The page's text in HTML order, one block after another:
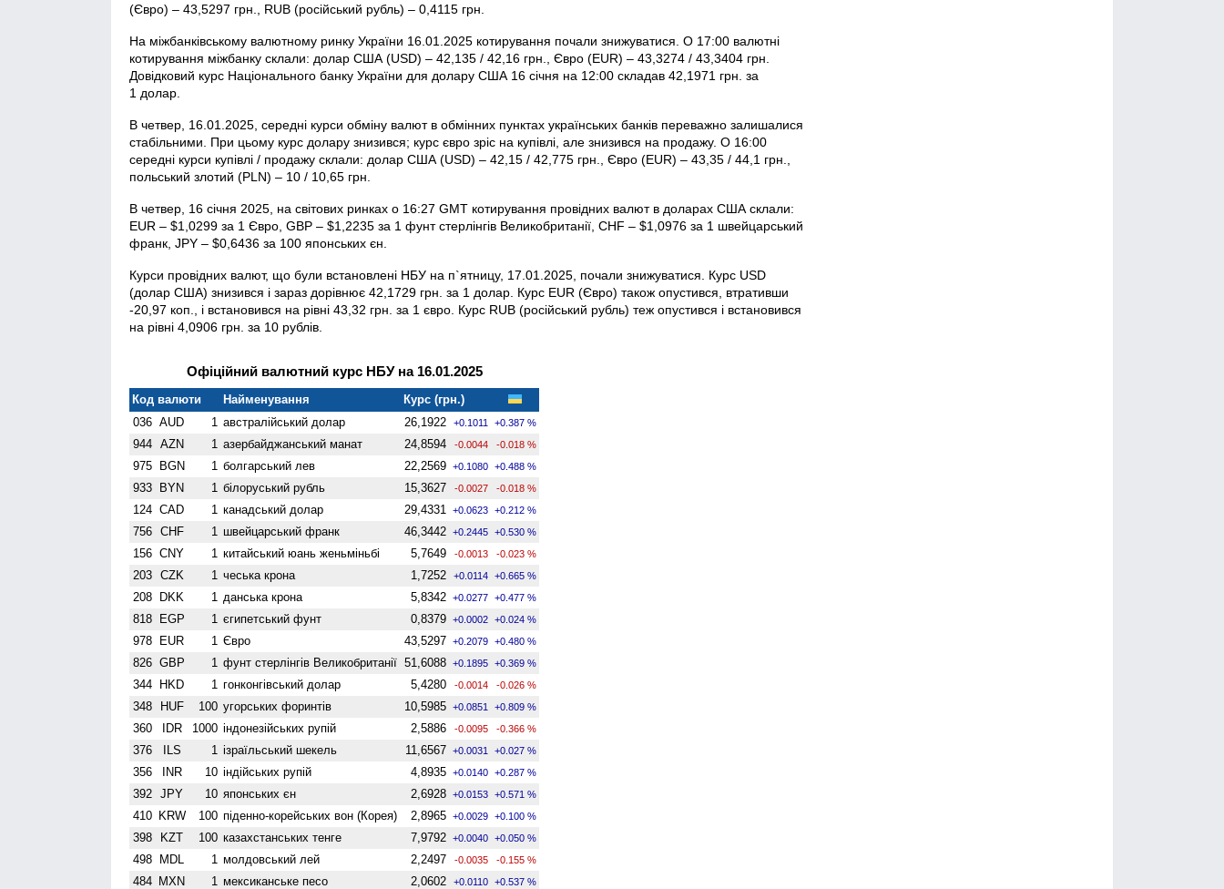
(Євро) – 43,5297 грн., RUB (російський рубль) – 0,4115 грн.
На міжбанківському валютному ринку України 16.01.2025 котирування почали знижуватися. О 17:00 валютні
котирування міжбанку склали: долар США (USD) – 42,135 / 42,16 грн., Євро (EUR) – 43,3274 / 43,3404 грн.
Довідковий курс Національного банку України для долару США 16 січня на 12:00 складав 42,1971 грн. за
1 долар.
В четвер, 16.01.2025, середні курси обміну валют в обмінних пунктах українських банків переважно залишалися
стабільними. При цьому курс долару знизився; курс євро зріс на купівлі, але знизився на продажу. О 16:00
середні курси купівлі / продажу склали: долар США (USD) – 42,15 / 42,775 грн., Євро (EUR) – 43,35 / 44,1 грн.,
польський злотий (PLN) – 10 / 10,65 грн.
В четвер, 16 січня 2025, на світових ринках о 16:27 GMT котирування провідних валют в доларах США склали:
EUR – $1,0299 за 1 Євро, GBP – $1,2235 за 1 фунт стерлінгів Велико­британії, CHF – $1,0976 за 1 швейцарський
франк, JPY – $0,6436 за 100 японських єн.
Курси провідних валют, що були встановлені НБУ на п`ятницу, 17.01.2025, почали знижуватися. Курс USD
(долар США) знизився і зараз дорівнює 42,1729 грн. за 1 долар. Курс EUR (Євро) також опустився, втративши
-20,97 коп., і встановився на рівні 43,32 грн. за 1 євро. Курс RUB (російський рубль) теж опустився і встановився
на рівні 4,0906 грн. за 10 рублів.
Офіційний валютний курс НБУ на 16.01.2025
Код валюти Найменування
Курс (грн.)
036 AUD 1 австралійський долар 26,1922 +0.1011 +0.387 %
944 AZN 1 азербайджанський манат 24,8594 -0.0044 -0.018 %
975 BGN 1 болгарський лев 22,2569 +0.1080 +0.488 %
933 BYN 1 білоруський рубль 15,3627 -0.0027 -0.018 %
124 CAD 1 канадський долар 29,4331 +0.0623 +0.212 %
756 CHF 1 швейцарський франк 46,3442 +0.2445 +0.530 %
156 CNY 1 китайський юань женьмiньбi 5,7649 -0.0013 -0.023 %
203 CZK 1 чеська крона 1,7252 +0.0114 +0.665 %
208 DKK 1 данська крона 5,8342 +0.0277 +0.477 %
818 EGP 1 єгипетський фунт 0,8379 +0.0002 +0.024 %
978 EUR 1 Євро 43,5297 +0.2079 +0.480 %
826 GBP 1 фунт стерлінгів Велико­британії 51,6088 +0.1895 +0.369 %
344 HKD 1 гонконгівський долар 5,4280 -0.0014 -0.026 %
348 HUF 100 угорських форинтів 10,5985 +0.0851 +0.809 %
360 IDR 1000 індонезійських рупій 2,5886 -0.0095 -0.366 %
376 ILS 1 ізраїльський шекель 11,6567 +0.0031 +0.027 %
356 INR 10 індійських рупій 4,8935 +0.0140 +0.287 %
392 JPY 10 японських єн 2,6928 +0.0153 +0.571 %
410 KRW 100 піденно-корейських вон (Корея) 2,8965 +0.0029 +0.100 %
398 KZT 100 казахстанських тенге 7,9792 +0.0040 +0.050 %
498 MDL 1 молдовський лей 2,2497 -0.0035 -0.155 %
484 MXN 1 мексиканське песо 2,0602 +0.0110 +0.537 %